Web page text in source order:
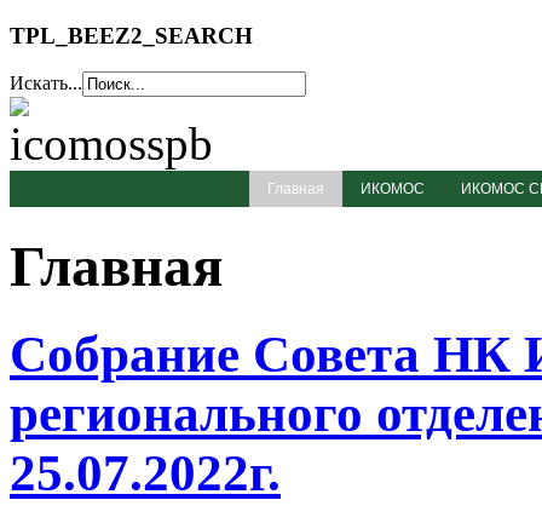
TPL_BEEZ2_SEARCH
Искать...
Главная ИКОМОС ИКОМОС
Главная
Собрание Совета
регионального
25.07.2022г.